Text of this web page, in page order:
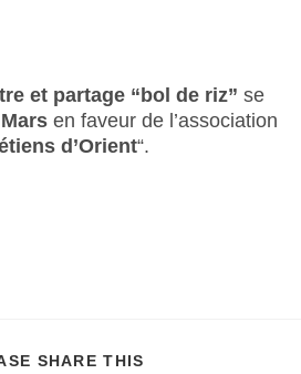
et partage “bol de riz” se
en faveur de l’association
d’Orient“.
SHARE THIS